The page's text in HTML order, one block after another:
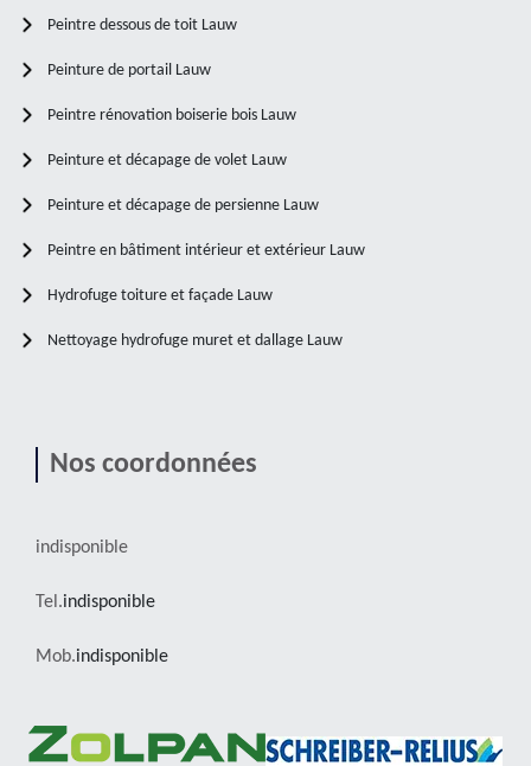
Peintre dessous de toit Lauw
Peinture de portail Lauw
Peintre rénovation boiserie bois Lauw
Peinture et décapage de volet Lauw
Peinture et décapage de persienne Lauw
Peintre en bâtiment intérieur et extérieur Lauw
Hydrofuge toiture et façade Lauw
Nettoyage hydrofuge muret et dallage Lauw
Nos coordonnées
indisponible
Tel.indisponible
Mob.indisponible